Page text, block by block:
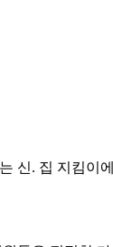
신. 집 지킴이